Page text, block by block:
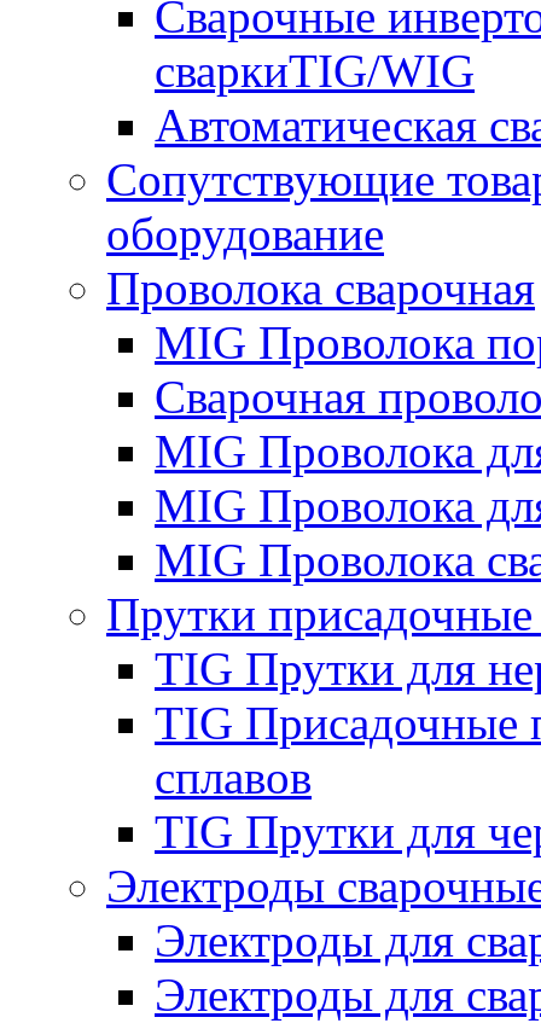
Сварочные
сваркиTIG/WIG
Автоматическая
Сопутствующие
оборудование
Проволока сварочная
MIG Проволока
Сварочная
MIG Проволока
MIG Проволока
MIG Проволока
Прутки
TIG Прутки для
TIG Присадочные
сплавов
TIG Прутки для
Электроды
Электроды для
Электроды для